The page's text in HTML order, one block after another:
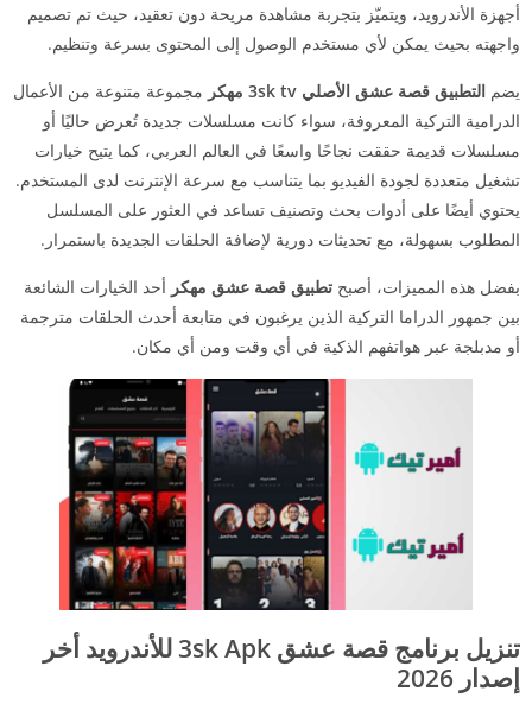
أجهزة الأندرويد، ويتميّز بتجربة مشاهدة مريحة دون تعقيد، حيث تم تصميم
واجهته بحيث يمكن لأي مستخدم الوصول إلى المحتوى بسرعة وتنظيم.
يضم التطبيق قصة عشق الأصلي 3sk tv مهكر
مجموعة متنوعة من الأعمال
الدرامية التركية المعروفة، سواء كانت مسلسلات جديدة تُعرض حاليًا أو
مسلسلات قديمة حققت نجاحًا واسعًا في العالم العربي، كما يتيح خيارات
تشغيل متعددة لجودة الفيديو بما يتناسب مع سرعة الإنترنت لدى المستخدم.
يحتوي أيضًا على أدوات بحث وتصنيف تساعد في العثور على المسلسل
المطلوب بسهولة، مع تحديثات دورية لإضافة الحلقات الجديدة باستمرار.
بفضل هذه المميزات، أصبح تطبيق قصة عشق مهكر أحد الخيارات الشائعة
بين جمهور الدراما التركية الذين يرغبون في متابعة أحدث الحلقات مترجمة
أو مدبلجة عبر هواتفهم الذكية في أي وقت ومن أي مكان.
تنزيل برنامج قصة عشق 3sk Apk للأندرويد أخر
إصدار 2026